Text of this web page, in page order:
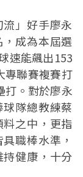
」好手廖永
成為本屆選
速能飆出153
專聯賽複賽打
打。對於廖永
隊總教練蔡
之中，更指
職棒水準，
健康，十分